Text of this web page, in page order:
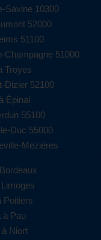
Savine 10300
52000
51100
Champagne 51000
Troyes
Dizier 52100
Épinal
55100
Duc 55000
Mézières
Poitiers
à Pau
Niort